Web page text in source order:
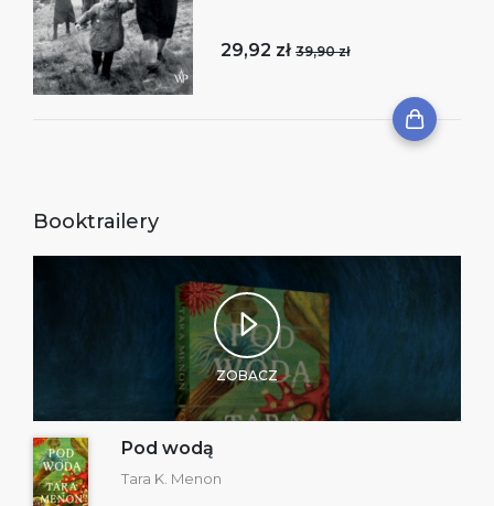
29,92 zł 39,90 zł
Booktrailery
ZOBACZ
Pod wodą
Tara K. Menon